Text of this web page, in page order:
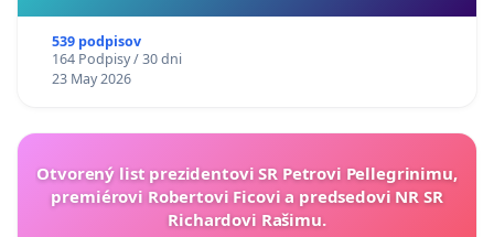
539 podpisov
164 Podpisy / 30 dni
23 May 2026
Otvorený list prezidentovi SR Petrovi Pellegrinimu,
premiérovi Robertovi Ficovi a predsedovi NR SR
Richardovi Rašimu.